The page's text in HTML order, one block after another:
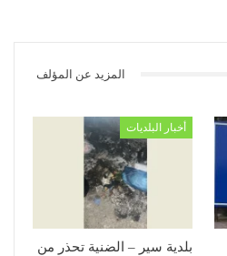
المزيد عن المؤلف
أخبار البلديات
بلدية سير – الضنية تحذر من